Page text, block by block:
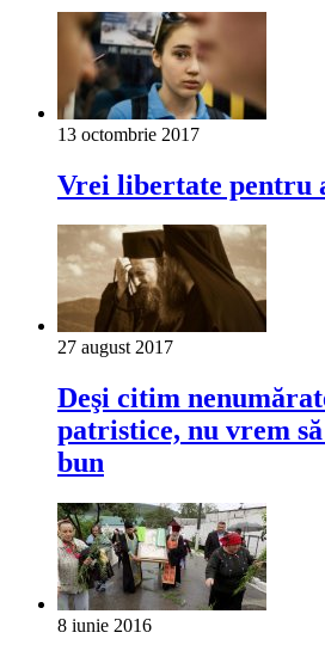
13 octombrie 2017
Vrei libertate pentru
27 august 2017
Deşi citim
patristice, nu vrem
bun
8 iunie 2016